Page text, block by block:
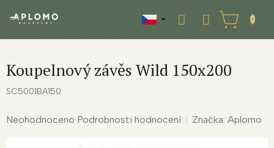
NÁKUPNÍ
KOŠÍK
Koupelnový závěs Wild 150x200
SC5001BA150
Průměrné
Neohodnoceno Podrobnosti hodnocení Značka: Aplomo